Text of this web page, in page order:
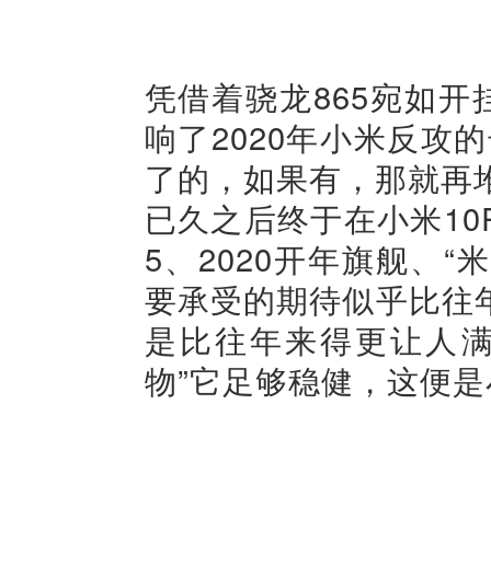
凭借着骁龙865宛如开
响了2020年小米反攻
了的，如果有，那就再
已久之后终于在小米
5、2020开年旗舰、“
要承受的期待似乎比
是比往年来得更让人
物”它足够稳健，这便